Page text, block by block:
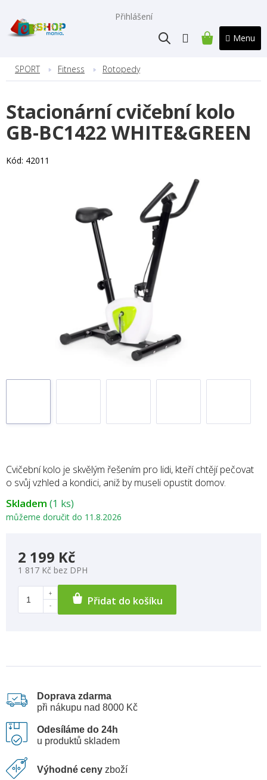
obsah
Přihlášení
NÁKUPNÍ
SPORT Fitness Rotopedy
Stacionární cvičební kolo
GB-BC1422 WHITE&GREEN
Kód: 42011
Skladem (1 ks)
můžeme doručit do 11.8.2026
Cvičební kolo je skvělým řešením pro lidi, kteří chtějí pečovat
o svůj vzhled a kondici, aniž by museli opustit domov.
2 199 Kč
1 817 Kč bez DPH
Přidat do košíku
Doprava zdarma
při nákupu nad 8000 Kč
Odesíláme do 24h
u produktů skladem
Výhodné ceny zboží